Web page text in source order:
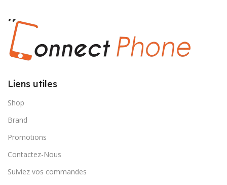
Liens utiles
Shop
Brand
Promotions
Contactez-Nous
Suiviez vos commandes